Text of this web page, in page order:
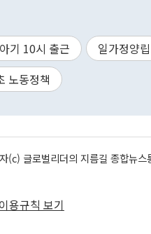
기 10시 출근 일가정양립
노동정책
(c) 글로벌리더의 지름길 종합뉴
용규칙 보기